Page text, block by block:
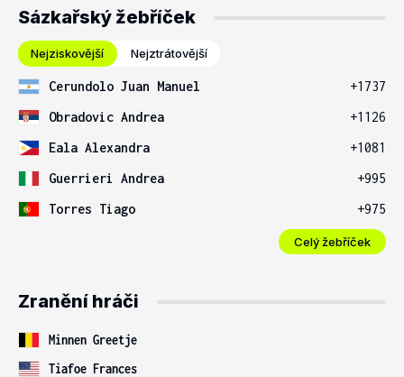
Sázkařský žebříček
Nejziskovější Nejztrátovější
Cerundolo Juan Manuel
+1737
Obradovic Andrea
+1126
Eala Alexandra
+1081
Guerrieri Andrea
+995
Torres Tiago
+975
Celý žebříček
Zranění hráči
Minnen Greetje
Tiafoe Frances